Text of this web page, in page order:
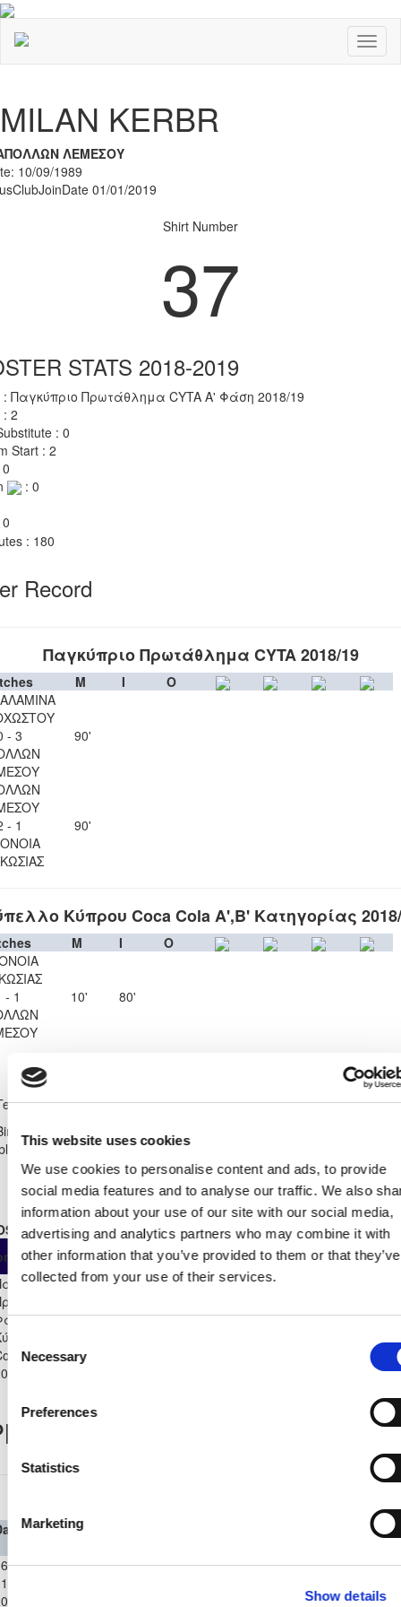
This website uses cookies
We use cookies to personalise content and ads, to provide
social media features and to analyse our traffic. We also
information about your use of our site with our social media,
advertising and analytics partners who may combine it with
other information that you’ve provided to them or that they’ve
collected from your use of their services.
Consent
Selection
Necessary
Preferences
Statistics
Marketing
Show details
MILAN KERBR
ΛΕΜΕΣΟΥ
10/09/1989
01/01/2019
Shirt Number
37
STATS 2018-2019
: Παγκύπριο Πρωτάθλημα CYTA Α' Φάση 2018/19
: 2
: 0
Start : 2
: 0
: 180
Record
Παγκύπριο Πρωτάθλημα CYTA 2018/19
M I
O
- 3
90'
- 1
90'
Κύπρου Coca Cola Α',Β' Κατηγορίας
M I
O
- 1
10' 80'
01/01/2019
Shirt Number
37
STATS 2018-2019
App As
Substitute
From
Start
CYTA Α'
2018/19
Κύπρου Coca-
Α',Β' Κατηγορίας
19 - Β' Φάση
10
Record
Competition
Out
Παγκύπριο
ΝΕΑ